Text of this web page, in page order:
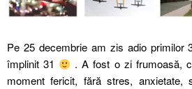
Pe 25 decembrie am zis adio primilor
împlinit 31
. A fost o zi frumoasă,
moment fericit, fără stres, anxietate,